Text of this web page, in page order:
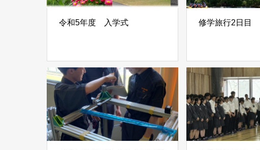
令和5年度 入学式 修学旅行2日目